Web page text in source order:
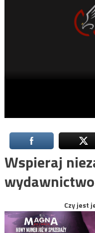
Wspieraj
Czy jest